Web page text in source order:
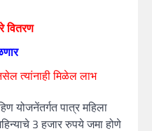
वितरण
त्यांनाही मिळेल लाभ
योजनेंतर्गत पात्र महिला
3 हजार रुपये जमा होणे